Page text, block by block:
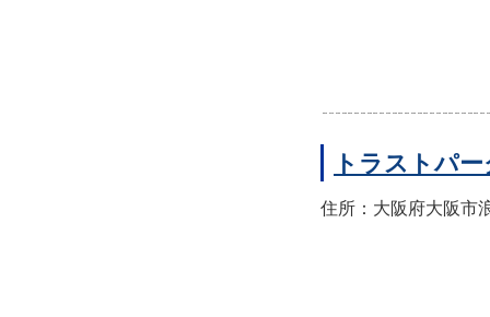
トラストパ
住所：大阪府大阪市